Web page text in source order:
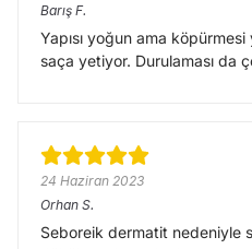
Barış F.
Yapısı yoğun ama
saça yetiyor. Durulaması da
24 Haziran 2023
Orhan S.
Seboreik dermatit nedeniyle